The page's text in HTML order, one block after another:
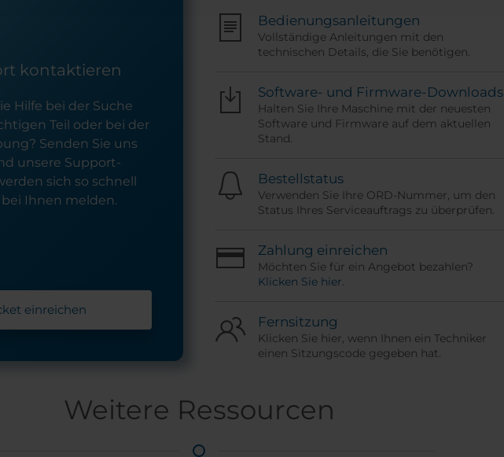
kontaktieren
Hilfe bei der Suche
Teil oder bei der
Senden Sie uns
unsere Support-
sich so schnell
Ihnen melden.
einreichen
Bedienungsanleitungen
Vollständige Anleitungen mit den
technischen Details, die Sie benötigen.
Software- und Firmware-Downloads
Halten Sie Ihre Maschine mit der neuesten
Software und Firmware auf dem aktuellen
Stand.
Bestellstatus
Verwenden Sie Ihre ORD-Nummer, um den
Status Ihres Serviceauftrags zu überprüfen.
Zahlung einreichen
Möchten Sie für ein Angebot bezahlen?
Klicken Sie hier.
Fernsitzung
Klicken Sie hier, wenn Ihnen ein Techniker
einen Sitzungscode gegeben hat.
Weitere Ressourcen